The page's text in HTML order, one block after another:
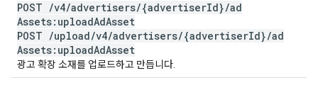
POST /v4/advertisers/{advertiserId}/ad
Assets:uploadAdAsset
POST /upload/v4/advertisers/{advertiserId}/ad
Assets:uploadAdAsset
광고 확장 소재를 업로드하고 만듭니다.